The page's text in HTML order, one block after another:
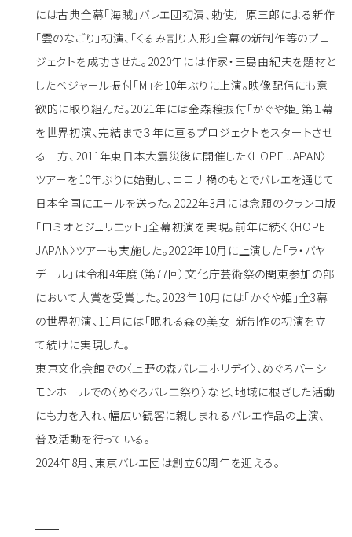
には古典全幕「海賊」バレエ団初演、勅使川原三郎による新作
「雲のなごり」初演、「くるみ割り人形」全幕の新制作等のプロ
ジェクトを成功させた。2020年には作家・三島由紀夫を題材と
したベジャール振付「M」を10年ぶりに上演。映像配信にも意
欲的に取り組んだ。2021年には金森穣振付「かぐや姫」第１幕
を世界初演、完結まで３年に亘るプロジェクトをスタートさせ
る一方、2011年東日本大震災後に開催した〈HOPE JAPAN〉
ツアーを10年ぶりに始動し、コロナ禍のもとでバレエを通じて
日本全国にエールを送った。2022年3月には念願のクランコ版
「ロミオとジュリエット」全幕初演を実現。前年に続く〈HOPE
JAPAN〉ツアーも実施した。2022年10月に上演した「ラ・バヤ
デール」は令和4年度（第77回）文化庁芸術祭の関東参加の部
において大賞を受賞した。2023年10月には「かぐや姫」全3幕
の世界初演、11月には「眠れる森の美女」新制作の初演を立
て続けに実現した。
東京文化会館での〈上野の森バレエホリデイ〉、めぐろパーシ
モンホールでの〈めぐろバレエ祭り〉など、地域に根ざした活動
にも力を入れ、幅広い観客に親しまれるバレエ作品の上演、
普及活動を行っている。
2024年8月、東京バレエ団は創立60周年を迎える。